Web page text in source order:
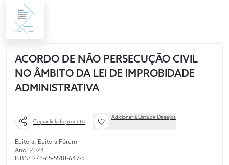
ACORDO DE NÃO PERSECUÇÃO CIVIL
NO ÂMBITO DA LEI DE IMPROBIDADE
ADMINISTRATIVA
Copiar link do produto
Adicionar à Lista de Desejos
Editora: Editora Fórum
Ano: 2024
ISBN: 978-65-5518-647-5